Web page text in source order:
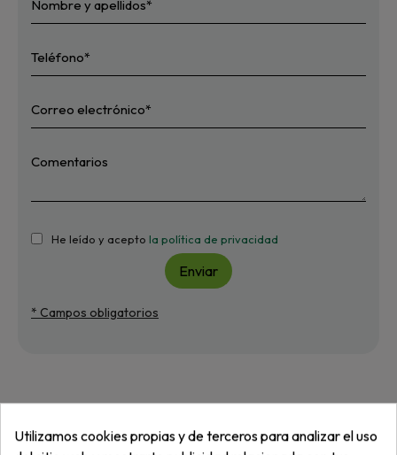
He leído y acepto la política de privacidad
Enviar
* Campos obligatorios
Más de "Riego"
Utilizamos cookies propias y de terceros para analizar el uso